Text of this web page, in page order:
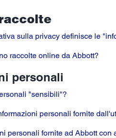
sulla privacy definisce le
raccolte online da Abbott?
personali
"sensibili"?
personali fornite
personali fornite ad Abbott